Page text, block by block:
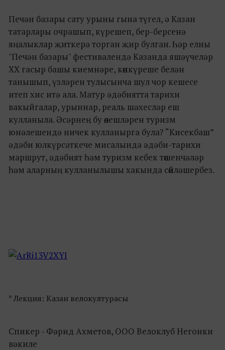
Печән базары сату урыны гына түгел, ә Казан
татарлары очрашып, күрешеп, бер-берсенә
яңалыклар җиткерә торган җир булган. Һәр елны
"Печән базары" фестивалендә Казанда яшәүчеләр
XX гасыр башы киемнәре, көнкүреше белән
танышып, үзләрен тулысынча шул чор кешесе
итеп хис итә ала. Матур әдәбиятта тарихи
вакыйгалар, урыннар, реаль шәхесләр еш
кулланыла. Әсәрнең бу өлешләрен туризм
юнәлешендә ничек кулланырга була? “Кисекбаш”
әдәби юлкүрсәткече мисалында әдәби-тарихи
маршрут, әдәбият һәм туризм кебек төшенчәләр
һәм аларның кулланылышы хакында сөйләшербез.
* Лекция: Казан велокултурасы
Спикер - Фәрид Ахметов, ООО Велоклуб Негонки
вәкиле